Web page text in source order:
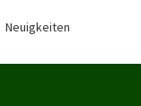
Neuigkeiten